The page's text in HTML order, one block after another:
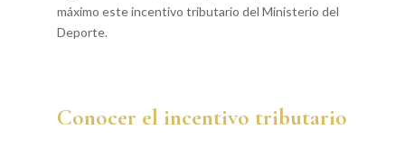
máximo este incentivo tributario del Ministerio del
Deporte.
Conocer el incentivo tributario